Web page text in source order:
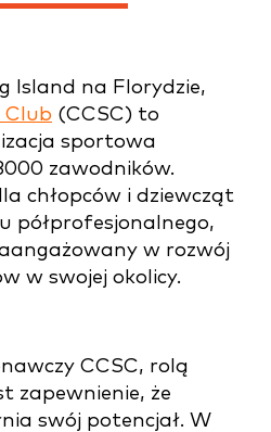
Island na Florydzie,
Club (CCSC) to
sportowa
zawodników.
chłopców i dziewcząt
półprofesjonalnego,
w rozwój
w swojej okolicy.
CCSC, rolą
zapewnienie, że
swój potencjał. W